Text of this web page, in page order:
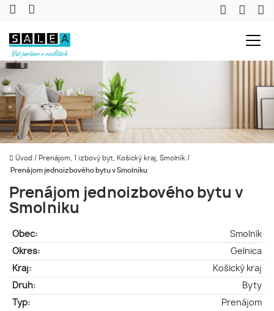
Úvod / Prenájom, 1 izbový byt, Košický kraj, Smolník /
Prenájom jednoizbového bytu v Smolniku
Prenájom jednoizbového bytu v
Smolniku
Obec:
Smolník
Okres:
Gelnica
Kraj:
Košický kraj
Druh:
Byty
Typ:
Prenájom